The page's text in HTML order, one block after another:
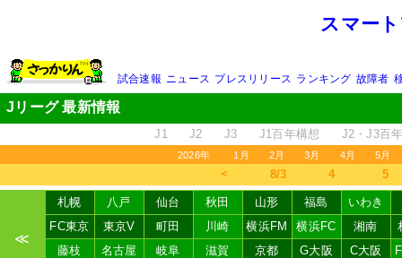
スマー
試合速報 ニュース プレスリリース ランキング 故障者
Jリーグ 最新情報
J1 J2 J3 J1百年構想 J2・J3百
2026年 1月 2月 3月 4月 5月
＜ 8/3 4 5
≪
札幌 八戸 仙台 秋田 山形 福島
いわき
FC東京
東京V 町田 川崎 横浜FM 横浜FC 湘南
藤枝
名古屋 岐阜 滋賀 京都 G大阪 C大阪